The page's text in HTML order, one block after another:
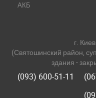
АКБ
г.
(Святошинский район,
здания -
(093) 600-51-11